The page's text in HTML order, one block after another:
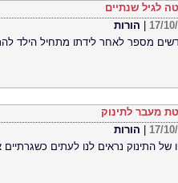
לגיל שנתיים
17/
הורות
מספר לאחר לידתו מתחיל הילד
מעבר לתינוק
17/
הורות
של התינוק נראים לנו לעתים